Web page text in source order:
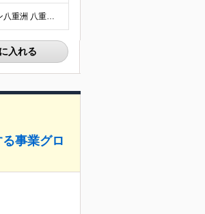
≪在宅・リモートワークあり≫ 東京都中央区八重洲二丁目2番1号 東京ミッドタウン八重洲 八重洲セントラルタワー15階 ※プロジェクトによりその他全国、海外あり ※在宅勤務制度、リモートワーク制度あり
入れる
事業グロ